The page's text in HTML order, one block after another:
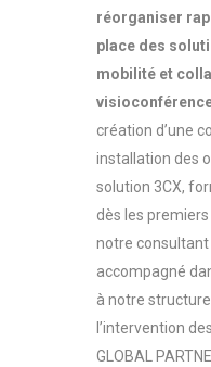
réorganiser
place des
mobilité et
création d’une
installation des
solution 3CX,
dès les
notre consultant
accompagné
à notre
l’intervention
GLOBAL